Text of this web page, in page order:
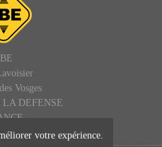
Vosges
LA DEFENSE
votre expérience.